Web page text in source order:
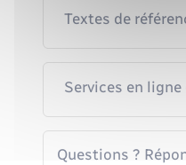
Textes de
Services en
Questions ?